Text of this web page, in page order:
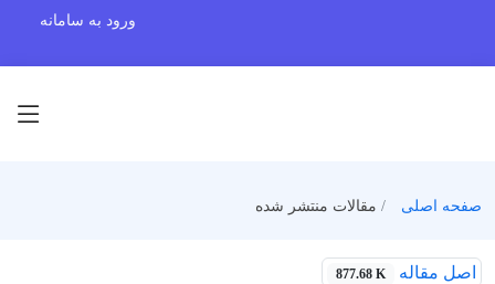
ورود به سامانه
صفحه اصلی مقالات منتشر شده
اصل مقاله 877.68 K